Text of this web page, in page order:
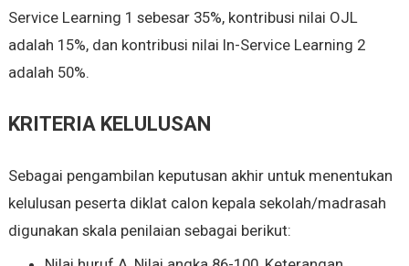
Service Learning 1 sebesar 35%, kontribusi nilai OJL
adalah 15%, dan kontribusi nilai In-Service Learning 2
adalah 50%.
KRITERIA KELULUSAN
Sebagai pengambilan keputusan akhir untuk menentukan
kelulusan peserta diklat calon kepala sekolah/madrasah
digunakan skala penilaian sebagai berikut: